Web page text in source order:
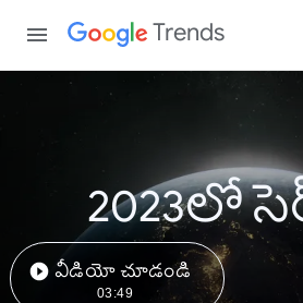
Trends
2023లో
వీడియో చూడండి
03:49